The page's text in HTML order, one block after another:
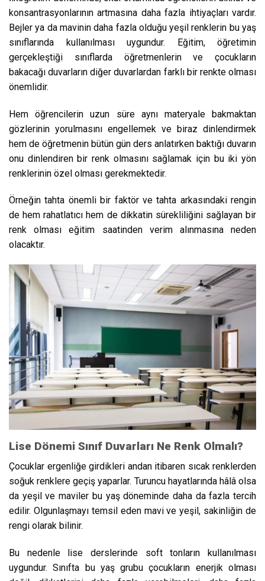
konsantrasyonlarının artmasına daha fazla ihtiyaçları vardır.
Bejler ya da mavinin daha fazla olduğu yeşil renklerin bu yaş
sınıflarında kullanılması uygundur. Eğitim, öğretimin
gerçekleştiği sınıflarda öğretmenlerin ve çocukların
bakacağı duvarların diğer duvarlardan farklı bir renkte olması
önemlidir.
Hem öğrencilerin uzun süre aynı materyale bakmaktan
gözlerinin yorulmasını engellemek ve biraz dinlendirmek
hem de öğretmenin bütün gün ders anlatırken baktığı duvarın
onu dinlendiren bir renk olmasını sağlamak için bu iki yön
renklerinin özel olması gerekmektedir.
Örneğin tahta önemli bir faktör ve tahta arkasındaki rengin
de hem rahatlatıcı hem de dikkatin sürekliliğini sağlayan bir
renk olması eğitim saatinden verim alınmasına neden
olacaktır.
Lise Dönemi Sınıf Duvarları Ne Renk Olmalı?
Çocuklar ergenliğe girdikleri andan itibaren sıcak renklerden
soğuk renklere geçiş yaparlar. Turuncu hayatlarında hâlâ olsa
da yeşil ve maviler bu yaş döneminde daha da fazla tercih
edilir. Olgunlaşmayı temsil eden mavi ve yeşil, sakinliğin de
rengi olarak bilinir.
Bu nedenle lise derslerinde soft tonların kullanılması
uygundur. Sınıfta bu yaş grubu çocukların enerjik olması